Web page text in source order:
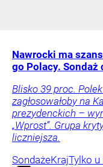
Nawrocki ma
go Polacy. Sondaż
Blisko 39 proc.
zagłosowałoby na
prezydenckich –
„Wprost”. Grupa
liczniejsza.
SondażeKrajTylko u